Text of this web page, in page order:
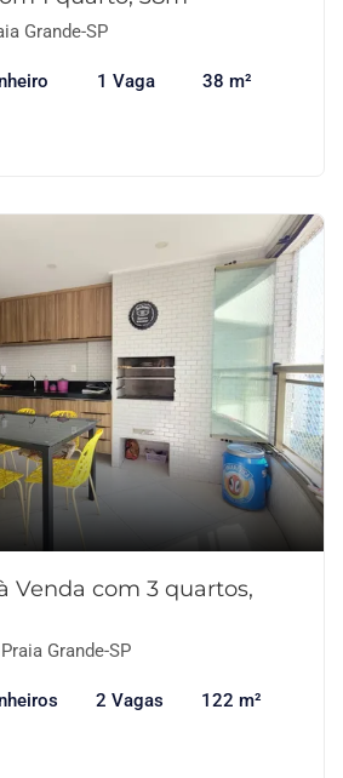
Grande-SP
1 Vaga 38 m²
Venda com 3 quartos,
Grande-SP
2 Vagas 122 m²